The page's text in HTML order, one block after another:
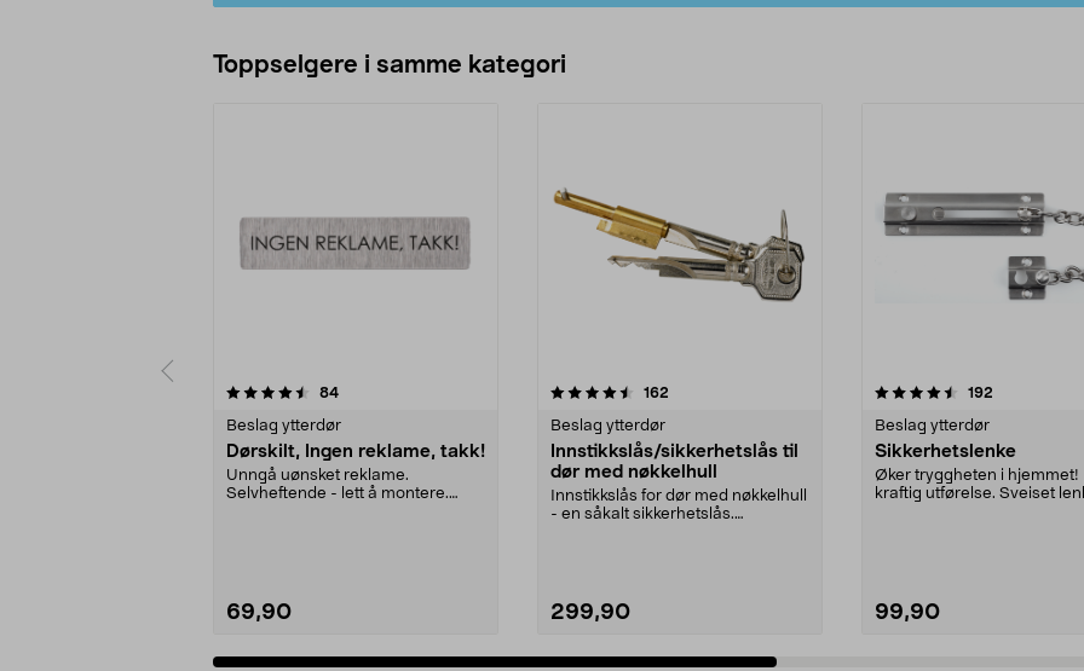
Toppselgere i samme kategori
84anmeldelser
Beslag ytterdør
Dørskilt, Ingen reklame, takk!
Unngå uønsket reklame.
Selvheftende - lett å montere.
69,90
4.5 av 5 stjerner 162
Beslag ytterdør
Innstikkslås/sikkerhetslås til
dør med nøkkelhull
Innstikkslås for dør med nøkkelhull
- en såkalt sikkerhetslås.
299,90
4.5 av 5 stjerner 192
Beslag ytterdør
Sikkerhetslenke
Øker tryggheten i hjemmet!
kraftig utførelse. Sveiset
99,90
4.5 av 5 stjerner